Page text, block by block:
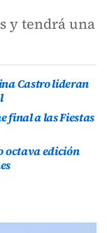
y tendrá una
Castro lideran
final a las Fiestas
octava edición